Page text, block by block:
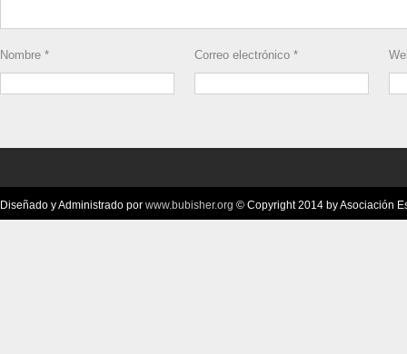
Nombre * Correo electrónico *
Diseñado y Administrado por www.bubisher.org © Copyright 2014 by Asociación